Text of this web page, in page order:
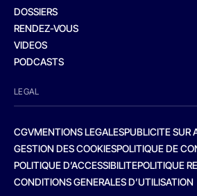
DOSSIERS
RENDEZ-VOUS
VIDEOS
PODCASTS
LEGAL
CGVMENTIONS LEGALESPUBLICITE SUR
GESTION DES COOKIESPOLITIQUE DE
POLITIQUE D’ACCESSIBILITEPOLITIQUE
CONDITIONS GENERALES D’UTILISATION